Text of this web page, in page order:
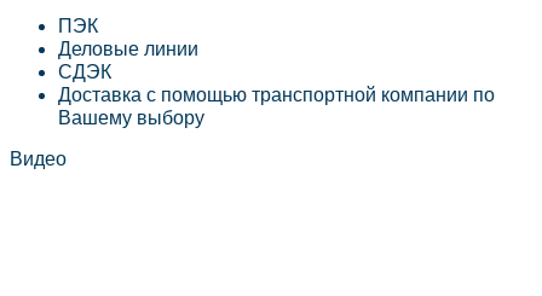
ПЭК
Деловые линии
СДЭК
Доставка с помощью транспортной компании по
Вашему выбору
Видео